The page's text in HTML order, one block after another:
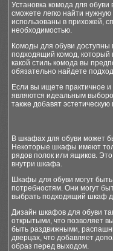
Установка комода для
сможете легко найти
использованы в прихожей,
необходимостью.
Комоды для обуви доступны
подходящий комод, который
какой стиль комода вы
обязательно найдете
Если вы ищете практичное
являются идеальным
также добавят
В шкафах для обуви может
Некоторые шкафы имеют
рядов полок или ящиков.
внутри шкафа.
Шкафы для обуви могут
потребностям. Они могут
выбрать подходящий шкаф
Дизайн шкафов для обуви
открытыми, что позволяет
быть раздвижными,
дверцах, что добавляет
образ перед выходом.